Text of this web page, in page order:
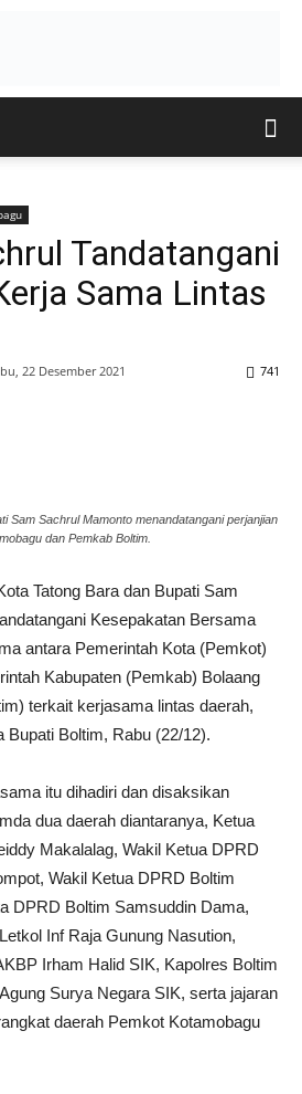
Tandatangani
Sama Lintas
22 Desember 2021 741
Sam Sachrul Mamonto menandatangani perjanjian
dan Pemkab Boltim.
Tatong Bara dan Bupati Sam
Kesepakatan Bersama
antara Pemerintah Kota (Pemkot)
Kabupaten (Pemkab) Bolaang
terkait kerjasama lintas daerah,
Bupati Boltim, Rabu (22/12).
itu dihadiri dan disaksikan
dua daerah diantaranya, Ketua
Makalalag, Wakil Ketua DPRD
Wakil Ketua DPRD Boltim
DPRD Boltim Samsuddin Dama,
Inf Raja Gunung Nasution,
Irham Halid SIK, Kapolres Boltim
Surya Negara SIK, serta jajaran
daerah Pemkot Kotamobagu